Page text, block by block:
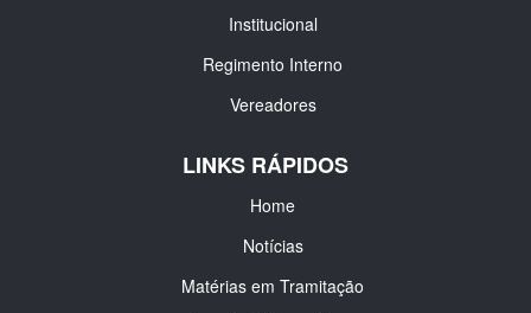
Institucional
Regimento Interno
Vereadores
LINKS RÁPIDOS
Home
Notícias
Matérias em Tramitação